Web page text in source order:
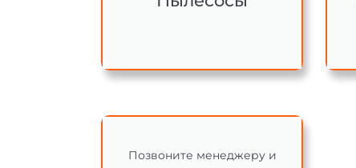
Позвоните менеджеру и